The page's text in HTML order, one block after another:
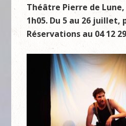
Théâtre Pierre de Lune,
1h05. Du 5 au 26 juillet,
Réservations au 04 12